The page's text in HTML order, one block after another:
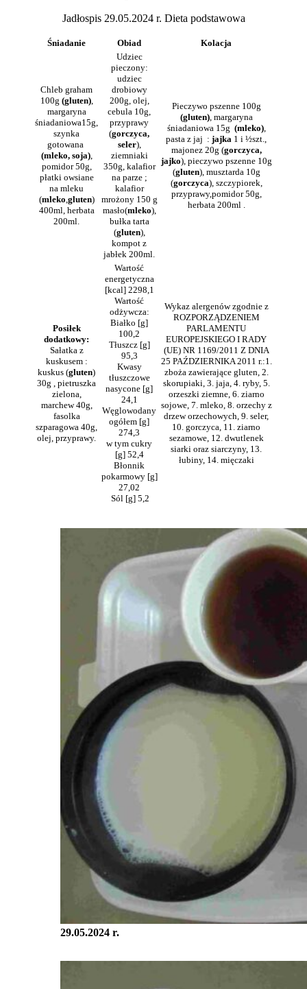
Jadłospis 29.05.2024 r. Dieta podstawowa
Śniadanie Obiad Kolacja
Chleb graham
100g (gluten),
margaryna
śniadaniowa15g,
szynka
gotowana
(mleko, soja),
pomidor 50g,
płatki owsiane
na mleku
(mleko,gluten)
400ml, herbata
200ml.
Udziec
pieczony:
udziec
drobiowy
200g, olej,
cebula 10g,
przyprawy
(gorczyca,
seler),
ziemniaki
350g, kalafior
na parze ;
kalafior
mrożony 150 g
masło(mleko),
bułka tarta
(gluten),
kompot z
jabłek 200ml.
Pieczywo pszenne 100g
(gluten), margaryna
śniadaniowa 15g (mleko),
pasta z jaj : jajka 1 i ½szt.,
majonez 20g (gorczyca,
jajko), pieczywo pszenne 10g
(gluten), musztarda 10g
(gorczyca), szczypiorek,
przyprawy,pomidor 50g,
herbata 200ml .
Posiłek
dodatkowy:
Sałatka z
kuskusem :
kuskus (gluten)
30g , pietruszka
zielona,
marchew 40g,
fasolka
szparagowa 40g,
olej, przyprawy.
Wartość
energetyczna
[kcal] 2298,1
Wartość
odżywcza:
Białko [g]
100,2
Tłuszcz [g]
95,3
Kwasy
tłuszczowe
nasycone [g]
24,1
Węglowodany
ogółem [g]
274,3
w tym cukry
[g] 52,4
Błonnik
pokarmowy [g]
27,02
Sól [g] 5,2
Wykaz alergenów zgodnie z
ROZPORZĄDZENIEM
PARLAMENTU
EUROPEJSKIEGO I RADY
(UE) NR 1169/2011 Z DNIA
25 PAŹDZIERNIKA 2011 r.:1.
zboża zawierające gluten, 2.
skorupiaki, 3. jaja, 4. ryby, 5.
orzeszki ziemne, 6. ziarno
sojowe, 7. mleko, 8. orzechy z
drzew orzechowych, 9. seler,
10. gorczyca, 11. ziarno
sezamowe, 12. dwutlenek
siarki oraz siarczyny, 13.
łubiny, 14. mięczaki
29.05.2024 r.